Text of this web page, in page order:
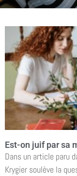
Est-on juif par sa
Dans un article paru
Krygier soulève la